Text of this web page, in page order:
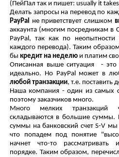
(ПейПал так и пишет: usually it
Делать запросы на перевод по
PayPal не приветствует слишком
аккаунта (многим посредникам в
PayPal, так как по
каждого перевода). Таким
бы кредит на неделю и платим
Описанная выше ситуация -
идеально. Но PayPal может в
любой транзакции, т.е. поставить
Наша компания - один из самых
поэтому заказчиков много.
Много мелких транзакций
складываются в большие суммы.
суммы на банковский счет S-V
что попадем под понятие
начнет что-то
порядке. Таким образом,